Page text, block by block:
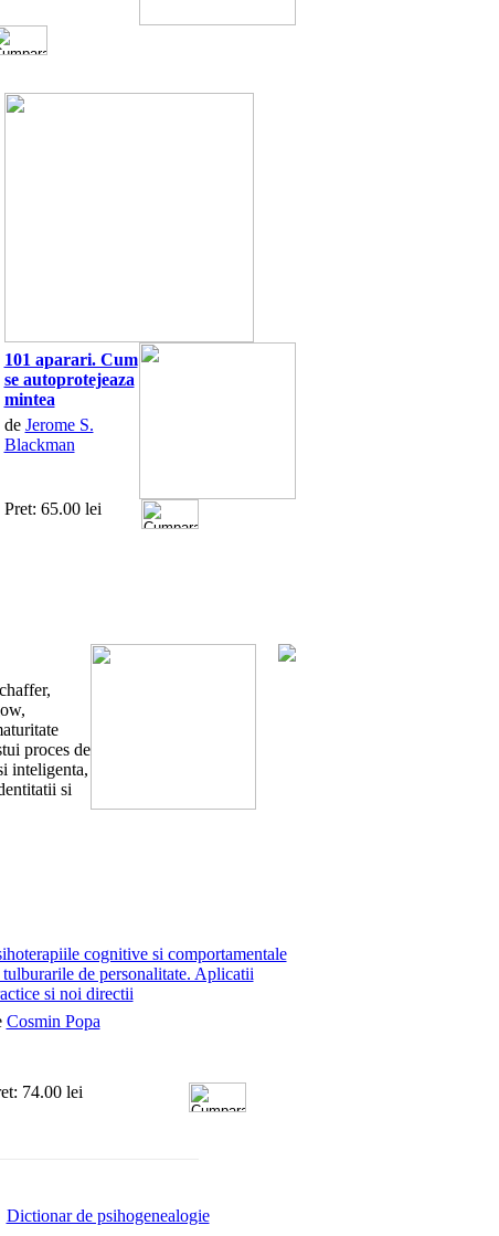
101 aparari. Cum
se autoprotejeaza
mintea
de Jerome S.
Blackman
Pret: 65.00 lei
proces de
inteligenta,
si
cognitive si comportamentale
de personalitate. Aplicatii
si noi directii
Cosmin Popa
74.00 lei
Dictionar de psihogenealogie